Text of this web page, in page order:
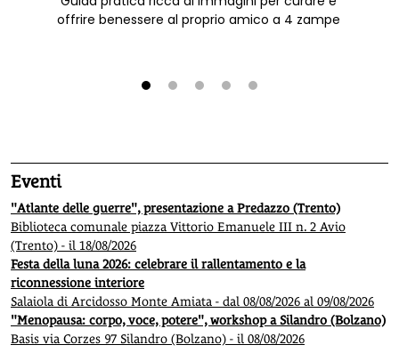
offrire benessere al proprio amico a 4 zampe
Eventi
"Atlante delle guerre", presentazione a Predazzo (Trento)
Biblioteca comunale piazza Vittorio Emanuele III n. 2 Avio
(Trento) - il 18/08/2026
Festa della luna 2026: celebrare il rallentamento e la
riconnessione interiore
Salaiola di Arcidosso Monte Amiata - dal 08/08/2026 al 09/08/2026
"Menopausa: corpo, voce, potere", workshop a Silandro (Bolzano)
Basis via Corzes 97 Silandro (Bolzano) - il 08/08/2026